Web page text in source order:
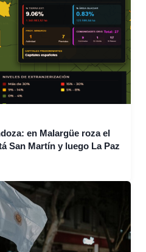
en Malargüe roza el
San Martín y luego La Paz